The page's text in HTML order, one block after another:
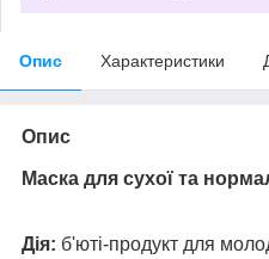
Опис Характеристики
Опис
Маска для сухої та
Дія: б'юті-продукт для